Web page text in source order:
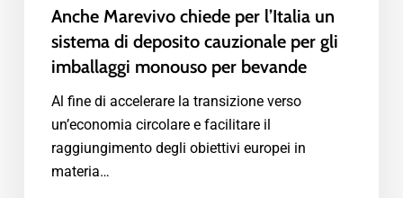
Anche Marevivo chiede per l’Italia un
sistema di deposito cauzionale per gli
imballaggi monouso per bevande
Al fine di accelerare la transizione verso
un’economia circolare e facilitare il
raggiungimento degli obiettivi europei in
materia…